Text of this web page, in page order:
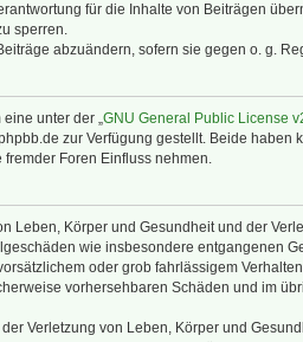
für die Inhalte von Beiträgen
sperren.
abzuändern, sofern sie gegen o. g.
unter der „GNU General Public License
zur Verfügung gestellt. Beide
Foren Einfluss nehmen.
Leben, Körper und Gesundheit und der
wie insbesondere entgangenen
oder grob fahrlässigem
vorhersehbaren Schäden und im
Verletzung von Leben, Körper und